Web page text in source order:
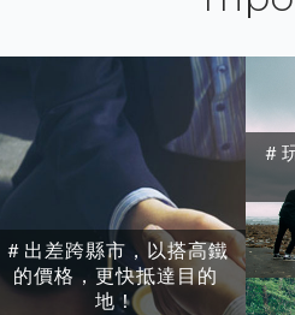
＃出差跨縣市，以搭高鐵
的價格，更快抵達目的
地！
＃